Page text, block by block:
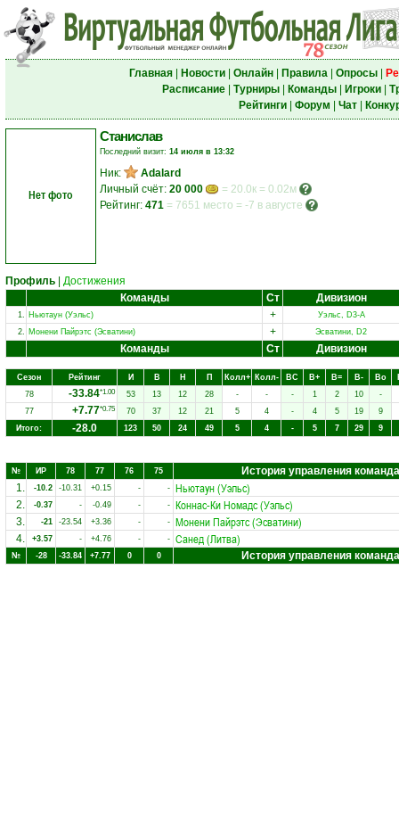
Главная| Новости| Онлайн| Правила| Опросы|
Расписание| Турниры| Команды| Игроки|
Рейтинги| Форум Чат|
Нет фото
Станислав
Последний визит: 14 июля в 13:32
Ник:
Adalard
Личный счёт: 20 000
= 20.0к = 0.02м
Рейтинг: 471 = 7651 место = -7 в августе
Профиль
Достижения
Команды
Ст Дивизион
1. Ньютаун (Уэльс) +
Уэльс, D3-A
2. Монени Пайрэтс (Эсватини) + Эсватини, D2
Команды Ст Дивизион
Сезон Рейтинг И В Н П Колл+ Колл- ВC В+ В= В- Вo
78
-33.84*1.00 53 13 12 28 - - - 1 2 10
-
77
+7.77*0.75 70 37 12 21 5 4 - 4 5 19
9
Итого:
-28.0 123 50 24 49 5 4 - 5 7 29 9
№ ИР 78 77 76 75
История управления
1.
-10.2 -10.31 +0.15 - - Ньютаун (Уэльс)
2. -0.37 - -0.49 - - Коннас-Ки Номадс (Уэльс)
3. -21 -23.54 +3.36 - - Монени Пайрэтс (Эсватини)
4. +3.57 - +4.76 - - Санед (Литва)
№ -28 -33.84 +7.77 0 0 История управления